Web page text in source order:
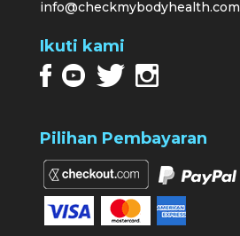
info@checkmybodyhealth.com
Ikuti kami
Pilihan Pembayaran